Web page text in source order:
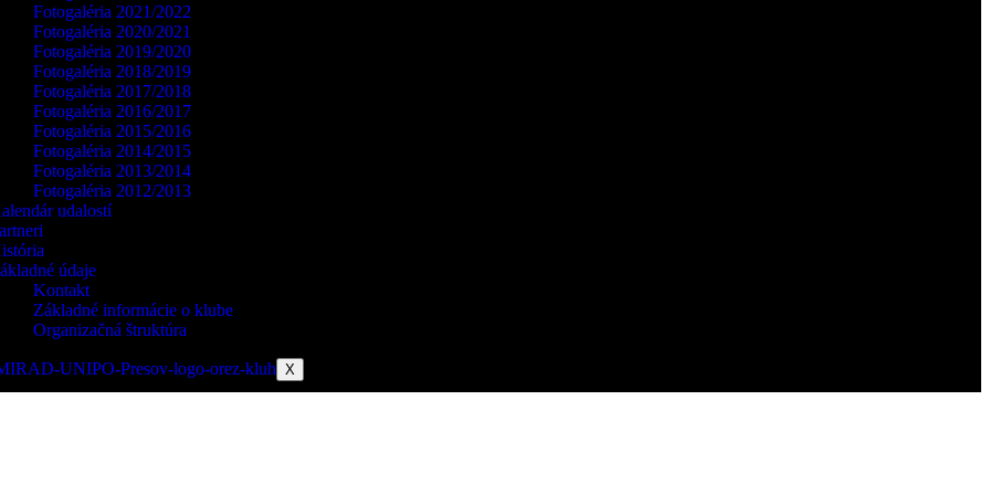
Fotogaléria 2021/2022
Fotogaléria 2020/2021
Fotogaléria 2019/2020
Fotogaléria 2018/2019
Fotogaléria 2017/2018
Fotogaléria 2016/2017
Fotogaléria 2015/2016
Fotogaléria 2014/2015
Fotogaléria 2013/2014
Fotogaléria 2012/2013
udalostí
údaje
Kontakt
Základné informácie o klube
Organizačná štruktúra
X